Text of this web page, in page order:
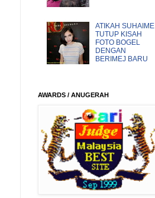
ATIKAH SUHAIME
TUTUP KISAH
FOTO BOGEL
DENGAN
BERIMEJ BARU
AWARDS / ANUGERAH